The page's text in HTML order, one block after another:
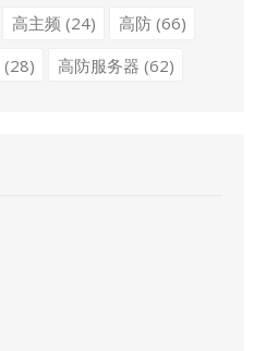
高主频 (24) 高防(66)
(28) 高防服务器 (62)